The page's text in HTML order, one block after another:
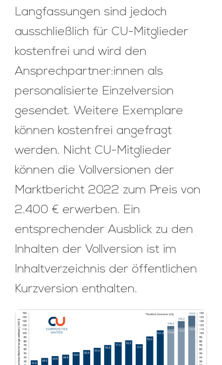
Langfassungen sind jedoch
ausschließlich für CU-Mitglieder
kostenfrei und wird den
Ansprechpartner:innen als
personalisierte Einzelversion
gesendet. Weitere Exemplare
können kostenfrei angefragt
werden. Nicht CU-Mitglieder
können die Vollversionen der
Marktbericht 2022 zum Preis von
2.400 € erwerben. Ein
entsprechender Ausblick zu den
Inhalten der Vollversion ist im
Inhaltverzeichnis der öffentlichen
Kurzversion enthalten.